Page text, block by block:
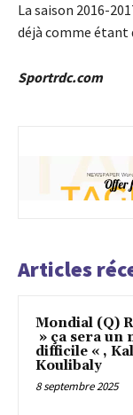
La saison 2016-
déjà comme étant
Sportrdc.com
Articles
Mondial (Q)
» ça sera un
difficile « ,
Koulibaly
8 septembre 2025